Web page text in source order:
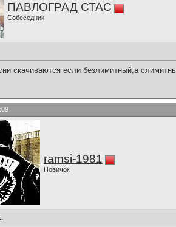
ПАВЛОГРАД СТАС
Собеседник
скачиваются если безлимитный,а
ramsi-1981
Новичок